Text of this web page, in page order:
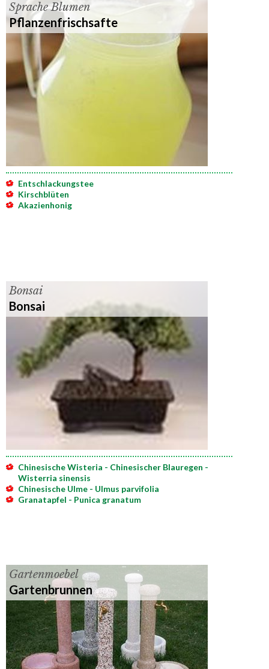
Sprache Blumen
Pflanzenfrischsafte
Entschlackungstee
Kirschblüten
Akazienhonig
Bonsai
Bonsai
Chinesische Wisteria - Chinesischer Blauregen -
Wisterria sinensis
Chinesische Ulme - Ulmus parvifolia
Granatapfel - Punica granatum
Gartenmoebel
Gartenbrunnen